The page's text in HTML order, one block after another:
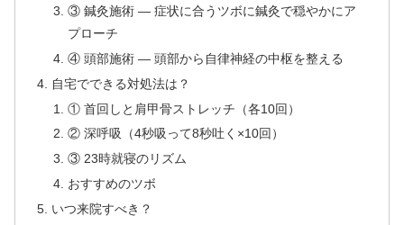
③ 鍼灸施術 — 症状に合うツボに鍼灸で穏やかにア
プローチ
④ 頭部施術 — 頭部から自律神経の中枢を整える
自宅でできる対処法は？
① 首回しと肩甲骨ストレッチ（各10回）
② 深呼吸（4秒吸って8秒吐く×10回）
③ 23時就寝のリズム
おすすめのツボ
いつ来院すべき？